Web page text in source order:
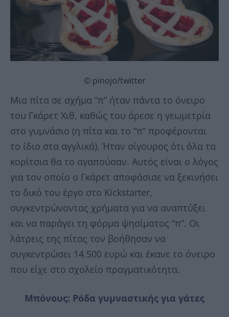
© pinojo/twitter
Μια πίτα σε σχήμα “π” ήταν πάντα το όνειρο
του Γκάρετ Χιθ, καθώς του άρεσε η γεωμετρία
στο γυμνάσιο (η πίτα και το “π” προφέρονται
το ίδιο στα αγγλικά). Ήταν σίγουρος ότι όλα τα
κορίτσια θα το αγαπούσαν. Αυτός είναι ο λόγος
για τον οποίο ο Γκάρετ αποφάσισε να ξεκινήσει
το δικό του έργο στο Kickstarter,
συγκεντρώνοντας χρήματα για να αναπτύξει
και να παράγει τη φόρμα ψησίματος “π”. Οι
λάτρεις της πίτας τον βοήθησαν να
συγκεντρώσει 14.500 ευρώ και έκανε το όνειρο
που είχε στο σχολείο πραγματικότητα.
Μπόνους: Ρόδα γυμναστικής για γάτες